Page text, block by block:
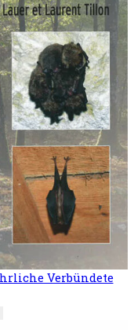
Verbündete